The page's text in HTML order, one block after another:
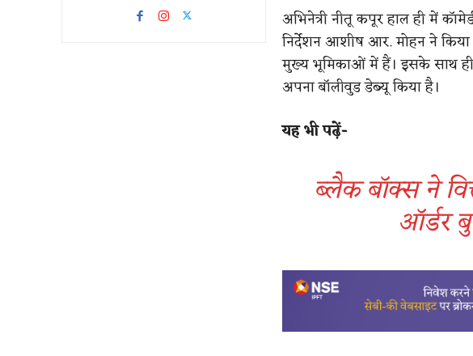
अभिनेत्री नीतू कपूर हाल ही में
निर्देशन आशीष आर. मोहन ने
मुख्य भूमिकाओं में हैं। इसके साथ ही
अपना बॉलीवुड डेब्यू किया है।
यह भी पढ़ें-
ब्लैक बॉक्स ने
ऑर्डर